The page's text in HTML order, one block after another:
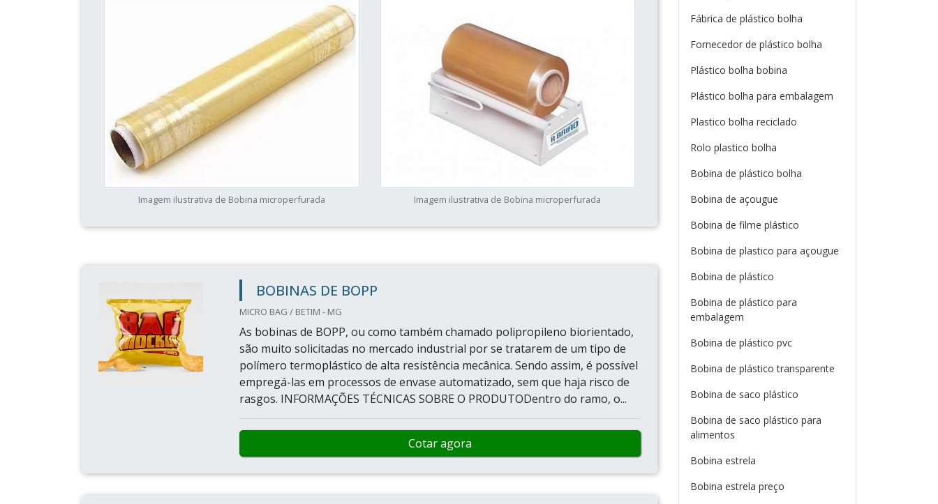
Imagem ilustrativa de Bobina microperfurada Imagem ilustrativa de Bobina microperfurada
BOBINAS DE BOPP
MICRO BAG / BETIM - MG
As bobinas de BOPP, ou como também chamado polipropileno biorientado,
são muito solicitadas no mercado industrial por se tratarem de um tipo de
polímero termoplástico de alta resistência mecânica. Sendo assim, é possível
empregá-las em processos de envase automatizado, sem que haja risco de
rasgos. INFORMAÇÕES TÉCNICAS SOBRE O PRODUTODentro do ramo, o...
Cotar agora
Fábrica de plástico bolha
Fornecedor de plástico bolha
Plástico bolha bobina
Plástico bolha para embalagem
Plastico bolha reciclado
Rolo plastico bolha
Bobina de plástico bolha
Bobina de açougue
Bobina de filme plástico
Bobina de plastico para açougue
Bobina de plástico
Bobina de plástico para
embalagem
Bobina de plástico pvc
Bobina de plástico transparente
Bobina de saco plástico
Bobina de saco plástico para
alimentos
Bobina estrela
Bobina estrela preço